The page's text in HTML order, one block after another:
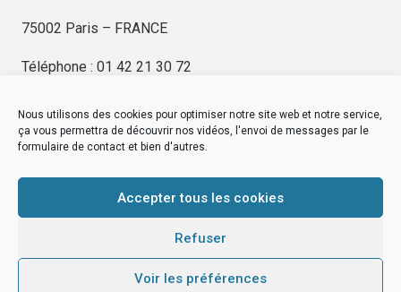
Nous utilisons des cookies pour optimiser notre site web et notre service,
ça vous permettra de découvrir nos vidéos, l'envoi de messages par le
formulaire de contact et bien d'autres.
Accepter tous les cookies
Refuser
Voir les préférences
75002 Paris – FRANCE
Téléphone : 01 42 21 30 72
EDITIONS KIMÉ
Mentions Légales
© byeDovel.com
editionskime.fr